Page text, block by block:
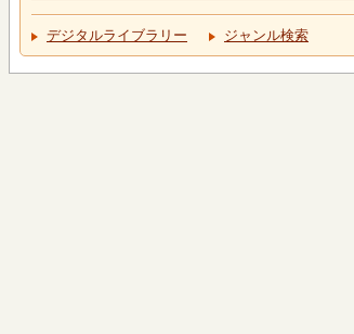
デジタルライブラリー ジャンル検索